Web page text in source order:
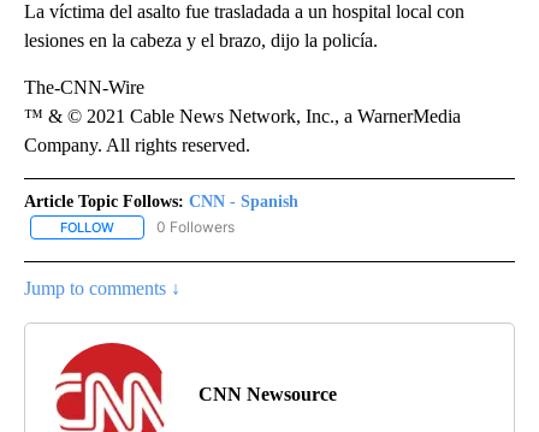
La víctima del asalto fue trasladada a un hospital local con
lesiones en la cabeza y el brazo, dijo la policía.
The-CNN-Wire
™ & © 2021 Cable News Network, Inc., a WarnerMedia
Company. All rights reserved.
Article Topic Follows: CNN - Spanish
FOLLOW FOLLOW "CNN - SPANISH" TO RECEIVE NOTIFICATIONS ABOUT
0 Followers
Jump to comments ↓
CNN Newsource